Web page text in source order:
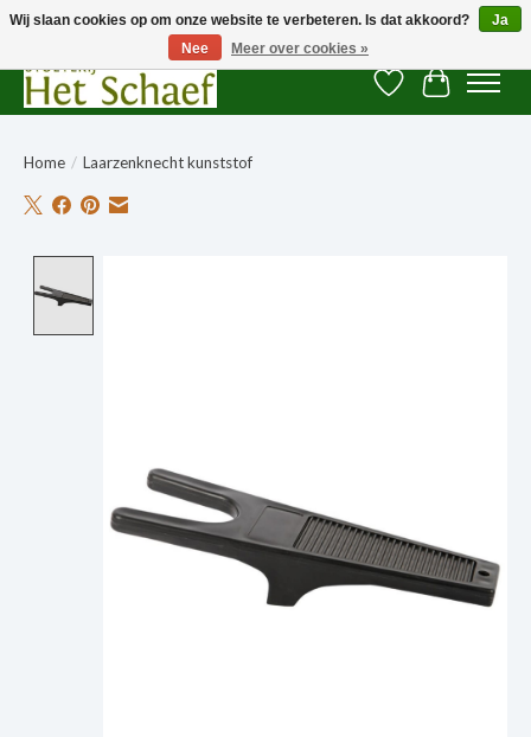
Verlanglijst
Home / Laarzenknecht kunststof
Wij slaan cookies op om onze website te verbeteren. Is dat akkoord?
Ja
Nee
Meer over cookies »